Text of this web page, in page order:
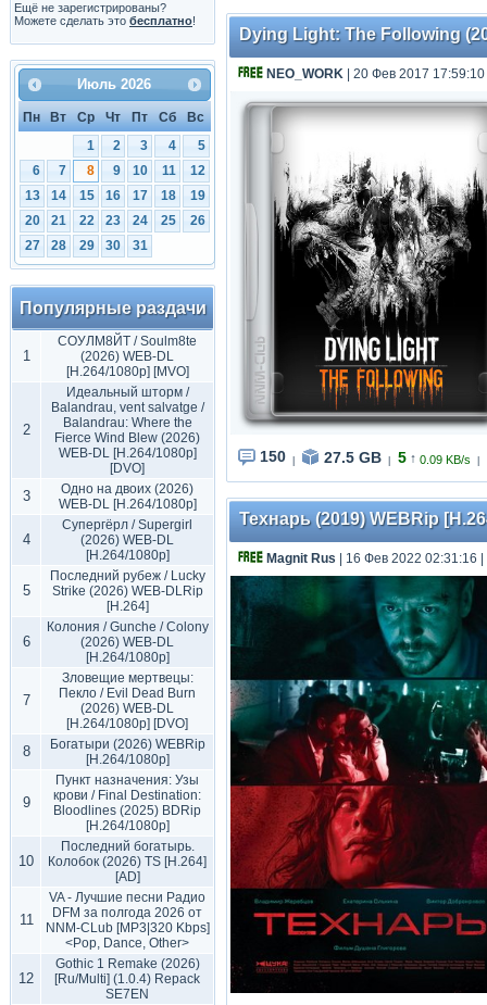
Ещё не зарегистрированы?
Можете сделать это бесплатно!
Июль 2026
Пн Вт Ср Чт Пт Сб
Вс
1
2 3 4
5
6
7 8 9 10 11
12
13
14 15 16 17 18
19
20
21 22 23 24 25
26
27
28 29 30 31
Популярные раздачи
1
СОУЛМ8ЙТ / Soulm8te
(2026) WEB-DL
[H.264/1080p] [MVO]
2
Идеальный шторм /
Balandrau, vent salvatge /
Balandrau: Where the
Fierce Wind Blew (2026)
WEB-DL [H.264/1080p]
[DVO]
3
Одно на двоих (2026)
WEB-DL [H.264/1080p]
4
Супергёрл / Supergirl
(2026) WEB-DL
[H.264/1080p]
5
Последний рубеж / Lucky
Strike (2026) WEB-DLRip
[H.264]
6
Колония / Gunche / Colony
(2026) WEB-DL
[H.264/1080p]
7
Зловещие мертвецы:
Пекло / Evil Dead Burn
(2026) WEB-DL
[H.264/1080p] [DVO]
8
Богатыри (2026) WEBRip
[H.264/1080p]
9
Пункт назначения: Узы
крови / Final Destination:
Bloodlines (2025) BDRip
[H.264/1080p]
10
Последний богатырь.
Колобок (2026) TS [H.264]
[AD]
11
VA - Лучшие песни Радио
DFM за полгода 2026 от
NNM-CLub [MP3|320 Kbps]
<Pop, Dance, Other>
12
Gothic 1 Remake (2026)
[Ru/Multi] (1.0.4) Repack
SE7EN
Dying Light: The Following
NEO_WORK | 20 Фев 2017 17:59:10
150 27.5 GB 5 ↑ 0.09 KB/s
Технарь (2019) WEBRip
Magnit Rus | 16 Фев 2022 02:31:16